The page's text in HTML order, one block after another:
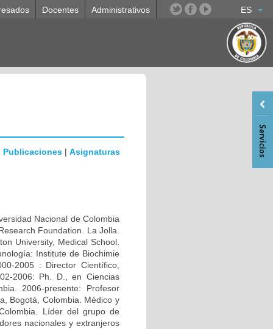
ES
Docentes Administrativos
Publicaciones | Asignaturas
Nacional de Colombia
Foundation. La Jolla.
University, Medical School.
Institute de Biochimie
2005 : Director Científico,
2006: Ph. D., en Ciencias
2006-presente: Profesor
Bogotá, Colombia. Médico y
Líder del grupo de
nacionales y extranjeros